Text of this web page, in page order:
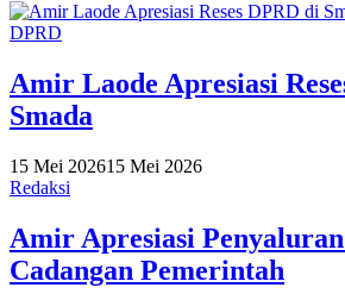
DPRD
Amir Laode Apresiasi
Smada
15 Mei 202615 Mei 2026
Redaksi
Amir Apresiasi
Cadangan Pemerintah